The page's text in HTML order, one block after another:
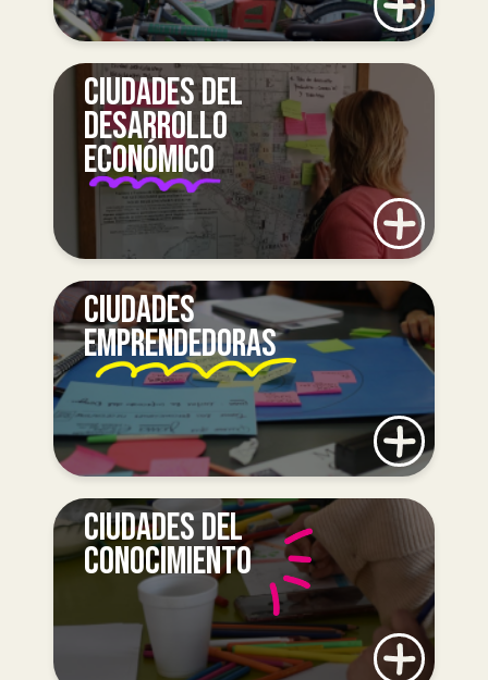
CIUDADES DEL
DESARROLLO
ECONÓMICO
CIUDADES
EMPRENDEDORAS
CIUDADES DEL
CONOCIMIENTO